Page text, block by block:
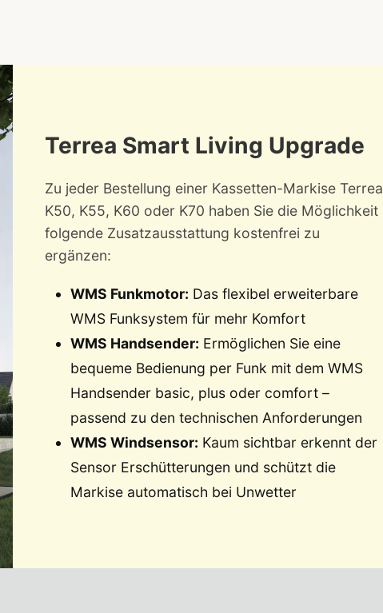
Terrea Smart Living Upgrade
Zu jeder Bestellung einer Kassetten-Markise Terrea
K50, K55, K60 oder K70 haben Sie die Möglichkeit
folgende Zusatzausstattung kostenfrei zu
ergänzen:
WMS Funkmotor: Das flexibel erweiterbare
WMS Funksystem für mehr Komfort
WMS Handsender: Ermöglichen Sie eine
bequeme Bedienung per Funk mit dem WMS
Handsender basic, plus oder comfort –
passend zu den technischen Anforderungen
WMS Windsensor: Kaum sichtbar erkennt der
Sensor Erschütterungen und schützt die
Markise automatisch bei Unwetter